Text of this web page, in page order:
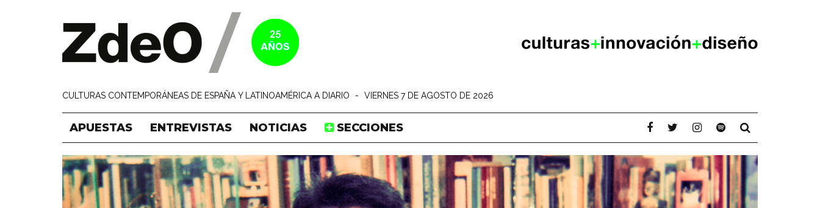
CULTURAS CONTEMPORÁNEAS DE ESPAÑA Y LATINOAMÉRICA A DIARIO - VIERNES 7 DE AGOSTO DE 2026
APUESTAS ENTREVISTAS NOTICIAS SECCIONES